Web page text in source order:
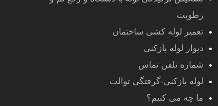
رطوبت
تعمیر لوله کشی ساختمان
دیوار لوله بازکنی
شماره تلفن تماس
لوله بازکنی-گرفتگی توالت
ما چه می کنیم؟